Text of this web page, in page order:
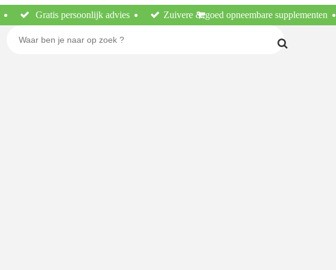
Gratis persoonlijk advies Zuivere & goed opneembare supplementen